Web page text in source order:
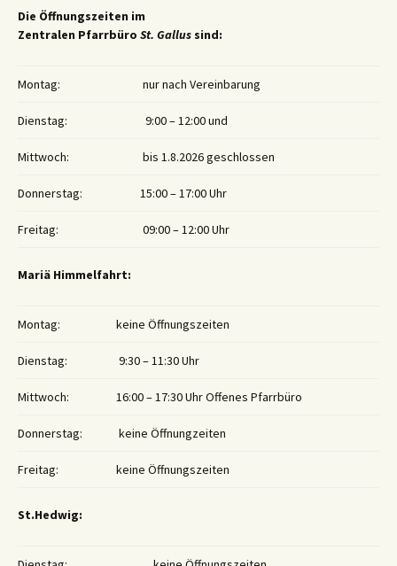
Die Öffnungszeiten im
Zentralen Pfarrbüro St. Gallus sind:
Montag: nur nach Vereinbarung
Dienstag: 9:00 – 12:00 und
Mittwoch: bis 1.8.2026 geschlossen
Donnerstag: 15:00 – 17:00 Uhr
Freitag: 09:00 – 12:00 Uhr
Mariä Himmelfahrt:
Montag: keine Öffnungszeiten
Dienstag: 9:30 – 11:30 Uhr
Mittwoch: 16:00 – 17:30 Uhr Offenes Pfarrbüro
Donnerstag: keine Öffnungzeiten
Freitag: keine Öffnungszeiten
St.Hedwig: